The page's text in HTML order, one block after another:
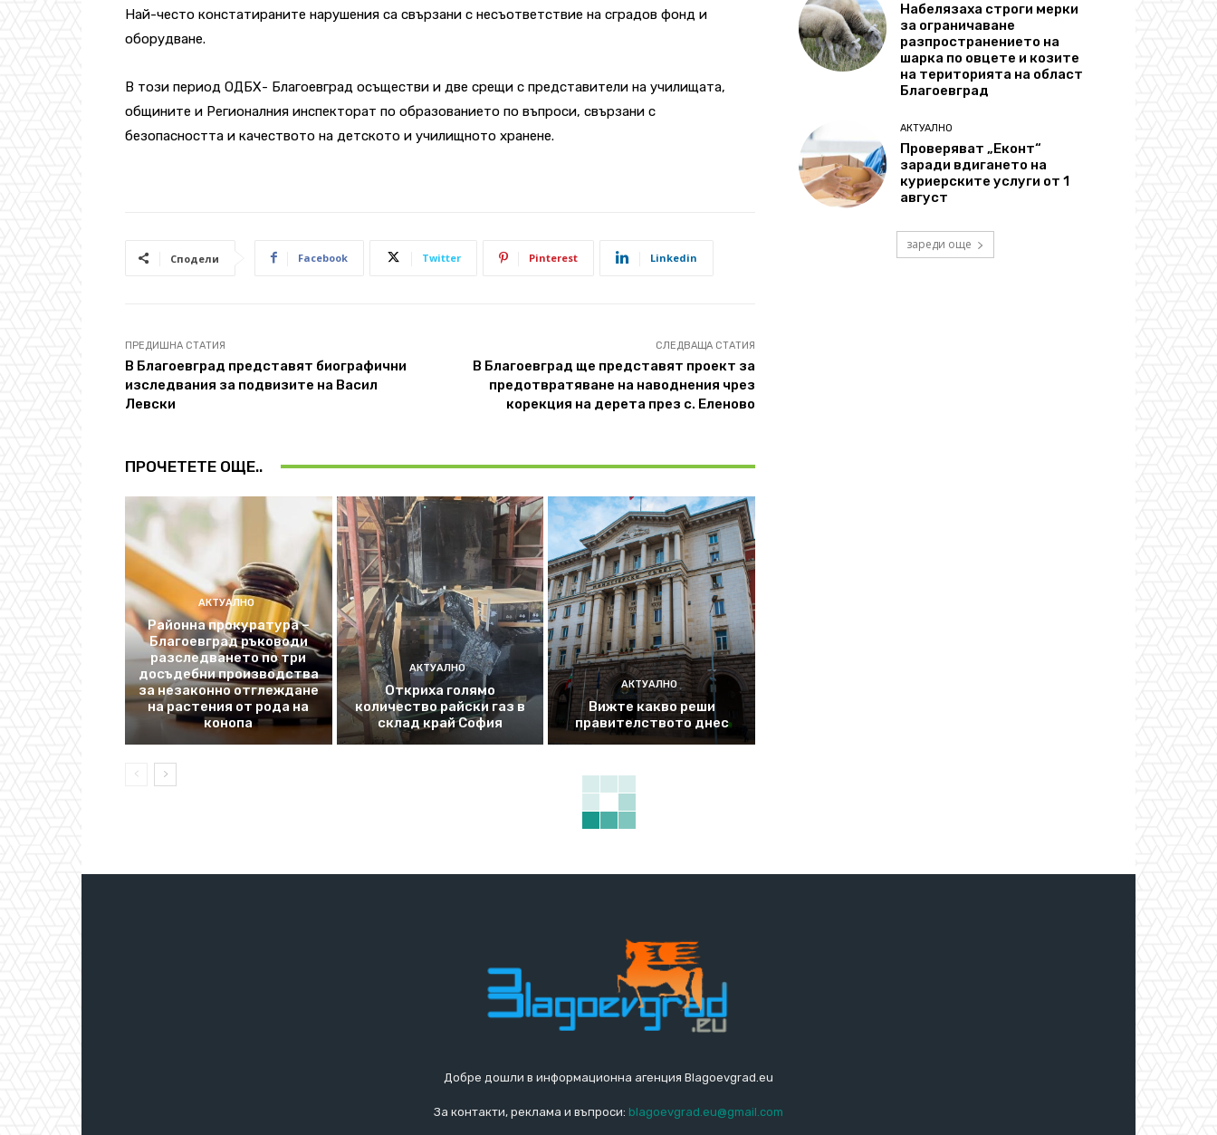
Най-често констатираните нарушения са свързани с несъответствие на сградов фонд и
оборудване.
В този период ОДБХ- Благоевград осъществи и две срещи с представители на училищата,
общините и Регионалния инспекторат по образованието по въпроси, свързани с
безопасността и качеството на детското и училищното хранене.
Сподели Facebook Twitter Pinterest Linkedin
ПРЕДИШНА СТАТИЯ
В Благоевград представят биографични
изследвания за подвизите на Васил
Левски
СЛЕДВАЩА СТАТИЯ
В Благоевград ще представят проект за
предотвратяване на наводнения чрез
корекция на дерета през с. Еленово
ПРОЧЕТЕТЕ ОЩЕ..
АКТУАЛНО
Районна прокуратура –
Благоевград ръководи
разследването по три
досъдебни производства
за незаконно отглеждане
на растения от рода на
конопа
АКТУАЛНО
Откриха голямо
количество райски газ в
склад край София
АКТУАЛНО
Вижте какво реши
правителството днес
Набелязаха строги мерки
за ограничаване
разпространението на
шарка по овцете и козите
на територията на област
Благоевград
АКТУАЛНО
Проверяват „Еконт“
заради вдигането на
куриерските услуги от 1
август
зареди още
Добре дошли в информационна агенция Blagoevgrad.eu
За контакти, реклама и въпроси: blagoevgrad.eu@gmail.com